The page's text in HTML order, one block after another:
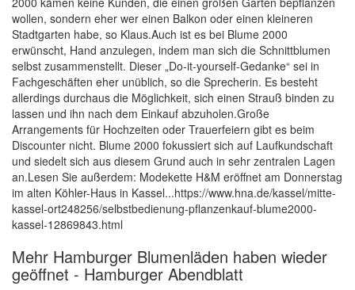
wollen, sondern eher wer einen Balkon oder einen kleineren
Stadtgarten habe, so Klaus.Auch ist es bei Blume 2000
erwünscht, Hand anzulegen, indem man sich die Schnittblumen
selbst zusammenstellt. Dieser „Do-it-yourself-Gedanke“ sei in
Fachgeschäften eher unüblich, so die Sprecherin. Es besteht
allerdings durchaus die Möglichkeit, sich einen Strauß binden zu
lassen und ihn nach dem Einkauf abzuholen.Große
Arrangements für Hochzeiten oder Trauerfeiern gibt es beim
Discounter nicht. Blume 2000 fokussiert sich auf Laufkundschaft
und siedelt sich aus diesem Grund auch in sehr zentralen Lagen
an.Lesen Sie außerdem: Modekette H&M eröffnet am Donnerstag
im alten Köhler-Haus in Kassel...https://www.hna.de/kassel/mitte-
kassel-ort248256/selbstbedienung-pflanzenkauf-blume2000-
kassel-12869843.html
Mehr Hamburger Blumenläden haben wieder
geöffnet - Hamburger Abendblatt